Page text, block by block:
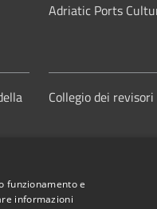
Adriatic Ports
Collegio dei revisori
funzionamento e
informazioni